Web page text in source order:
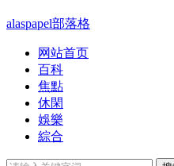
alaspapel部落格
网站首页
百科
焦點
休閑
娛樂
綜合